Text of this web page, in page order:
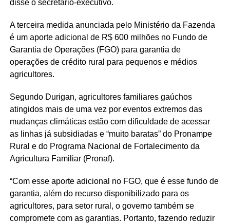
disse o secretário-executivo.
A terceira medida anunciada pelo Ministério da Fazenda
é um aporte adicional de R$ 600 milhões no Fundo de
Garantia de Operações (FGO) para garantia de
operações de crédito rural para pequenos e médios
agricultores.
Segundo Durigan, agricultores familiares gaúchos
atingidos mais de uma vez por eventos extremos das
mudanças climáticas estão com dificuldade de acessar
as linhas já subsidiadas e “muito baratas” do Pronampe
Rural e do Programa Nacional de Fortalecimento da
Agricultura Familiar (Pronaf).
“Com esse aporte adicional no FGO, que é esse fundo de
garantia, além do recurso disponibilizado para os
agricultores, para setor rural, o governo também se
compromete com as garantias. Portanto, fazendo reduzir